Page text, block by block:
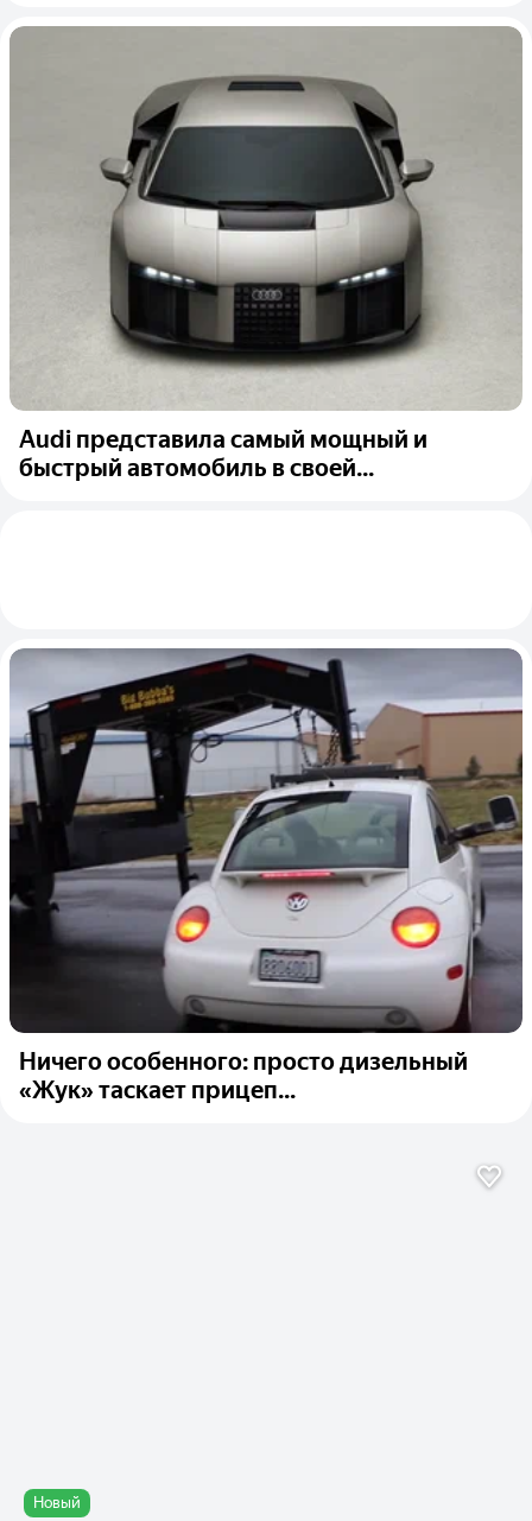
Audi представила самый мощный и
быстрый автомобиль в своей...
Ничего особенного: просто дизельный
«Жук» таскает прицеп...
Новый